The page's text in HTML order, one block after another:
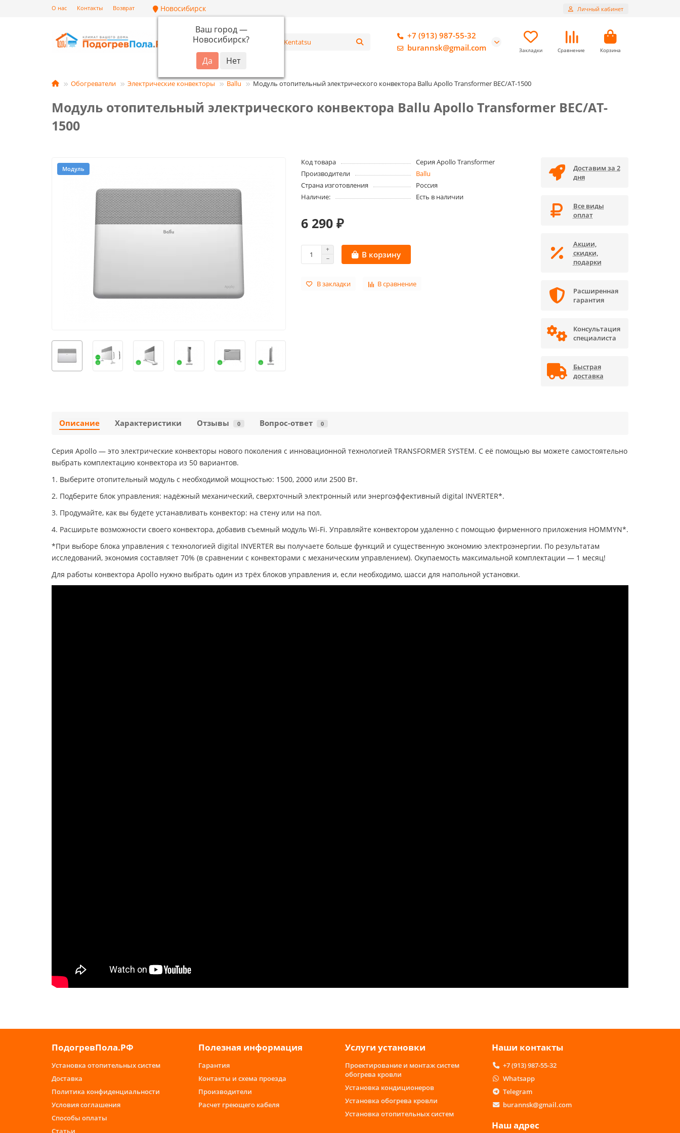
О нас Контакты Возврат Новосибирск
Ваш город —
Новосибирск?
Личный кабинет
Каталог
+7 (913) 987-55-32
burannsk@gmail.com
Закладки Сравнение Корзина
Обогреватели Электрические конвекторы Ballu Модуль отопительный электрического конвектора Ballu Apollo Transformer BEC/AT-1500
Модуль отопительный электрического конвектора Ballu Apollo Transformer BEC/AT-
1500
Модуль
Код товара
Серия Apollo Transformer
Производители
Ballu
Страна изготовления
Россия
Наличие:
Есть в наличии
6 290 ₽
В корзину
В закладки В сравнение
Доставим за 2
дня
Все виды
оплат
Акции,
скидки,
подарки
Расширенная
гарантия
Консультация
специалиста
Быстрая
доставка
Описание Характеристики Отзывы 0 Вопрос-ответ 0
Серия Apollo — это электрические конвекторы нового поколения с инновационной технологией TRANSFORMER SYSTEM. С её помощью вы можете самостоятельно
выбрать комплектацию конвектора из 50 вариантов.
1. Выберите отопительный модуль с необходимой мощностью: 1500, 2000 или 2500 Вт.
2. Подберите блок управления: надёжный механический, сверхточный электронный или энергоэффективный digital INVERTER*.
3. Продумайте, как вы будете устанавливать конвектор: на стену или на пол.
4. Расширьте возможности своего конвектора, добавив съемный модуль Wi-Fi. Управляйте конвектором удаленно с помощью фирменного приложения HOMMYN*.
*При выборе блока управления с технологией digital INVERTER вы получаете больше функций и существенную экономию электроэнергии. По результатам
исследований, экономия составляет 70% (в сравнении с конвекторами с механическим управлением). Окупаемость максимальной комплектации — 1 месяц!
Для работы конвектора Apollo нужно выбрать один из трёх блоков управления и, если необходимо, шасси для напольной установки.
ПодогревПола.РФ
Установка отопительных систем
Доставка
Политика конфиденциальности
Условия соглашения
Способы оплаты
Статьи
Полезная информация
Гарантия
Контакты и схема проезда
Производители
Расчет греющего кабеля
Услуги установки
Проектирование и монтаж систем
обогрева кровли
Установка кондиционеров
Установка обогрева кровли
Установка отопительных систем
Наши контакты
+7 (913) 987-55-32
Whatsapp
Telegram
burannsk@gmail.com
Наш адрес